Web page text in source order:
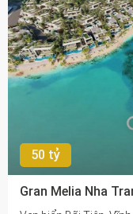
50 tỷ
Gran Melia Nha